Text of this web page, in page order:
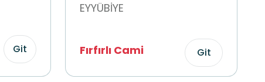
Git
EYYÜBİYE
Fırfırlı Cami Git